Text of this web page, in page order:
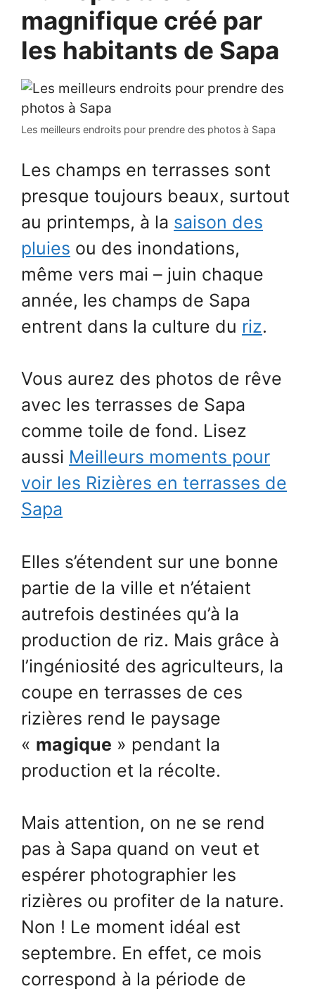
magnifique créé par
les habitants de Sapa
Les meilleurs endroits pour prendre des photos à Sapa
Les champs en terrasses sont
presque toujours beaux, surtout
au printemps, à la saison des
pluies ou des inondations,
même vers mai – juin chaque
année, les champs de Sapa
entrent dans la culture du riz.
Vous aurez des photos de rêve
avec les terrasses de Sapa
comme toile de fond. Lisez
aussi Meilleurs moments pour
voir les Rizières en terrasses de
Sapa
Elles s’étendent sur une bonne
partie de la ville et n’étaient
autrefois destinées qu’à la
production de riz. Mais grâce à
l’ingéniosité des agriculteurs, la
coupe en terrasses de ces
rizières rend le paysage
« magique » pendant la
production et la récolte.
Mais attention, on ne se rend
pas à Sapa quand on veut et
espérer photographier les
rizières ou profiter de la nature.
Non ! Le moment idéal est
septembre. En effet, ce mois
correspond à la période de